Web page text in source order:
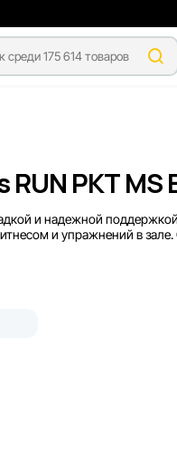
PKT MS
и надежной
и упражнений в